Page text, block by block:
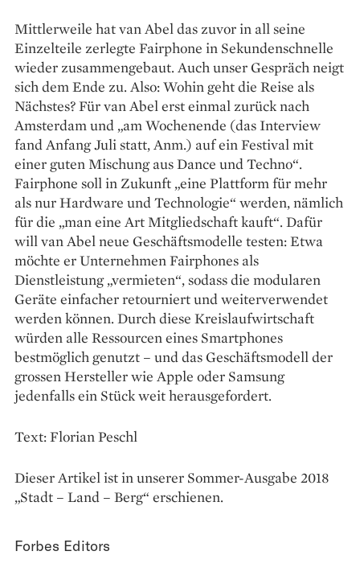
Mittlerweile hat van Abel das zuvor in all seine
Einzelteile zerlegte Fairphone in Sekundenschnelle
wieder zusammengebaut. Auch unser Gespräch neigt
sich dem Ende zu. Also: Wohin geht die Reise als
Nächstes? Für van Abel erst einmal zurück nach
Amsterdam und „am Wochenende (das Interview
fand Anfang Juli statt, Anm.) auf ein Festival mit
einer guten Mischung aus Dance und Techno“.
Fairphone soll in Zukunft „eine Plattform für mehr
als nur Hardware und Technologie“ werden, nämlich
für die „man eine Art Mitgliedschaft kauft“. Dafür
will van Abel neue Geschäftsmodelle testen: Etwa
möchte er Unternehmen Fairphones als
Dienstleistung „vermieten“, sodass die modularen
Geräte einfacher retourniert und weiterverwendet
werden können. Durch diese Kreislaufwirtschaft
würden alle Ressourcen eines Smartphones
bestmöglich genutzt – und das Geschäftsmodell der
grossen Hersteller wie Apple oder Samsung
jedenfalls ein Stück weit herausgefordert.
Text: Florian Peschl
Dieser Artikel ist in unserer Sommer-Ausgabe 2018
„Stadt – Land – Berg“ erschienen.
Forbes Editors